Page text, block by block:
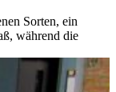
Sorten, ein
während die